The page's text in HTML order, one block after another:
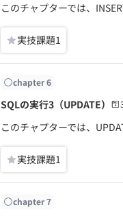
このチャプターでは、
実技課題1
chapter6
SQLの実行3（UPDATE）
このチャプターでは、
実技課題1
chapter7